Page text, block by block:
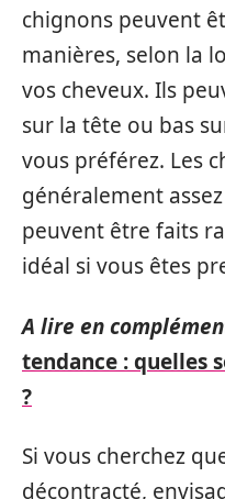
chignons peuvent
manières, selon la
vos cheveux. Ils
sur la tête ou bas
vous préférez. Les
généralement
peuvent être faits
idéal si vous êtes
A lire en
tendance : quelles
?
Si vous cherchez
décontracté,